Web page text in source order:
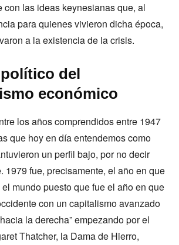
con las ideas keynesianas que, al
para quienes vivieron dicha época,
a la existencia de la crisis.
del
económico
los años comprendidos entre 1947
que hoy en día entendemos como
un perfil bajo, por no decir
1979 fue, precisamente, el año en que
mundo puesto que fue el año en que
con un capitalismo avanzado
la derecha” empezando por el
Thatcher, la Dama de Hierro,